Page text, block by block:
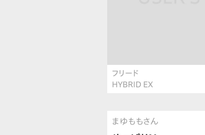
フリード
HYBRID EX
まゆももさん